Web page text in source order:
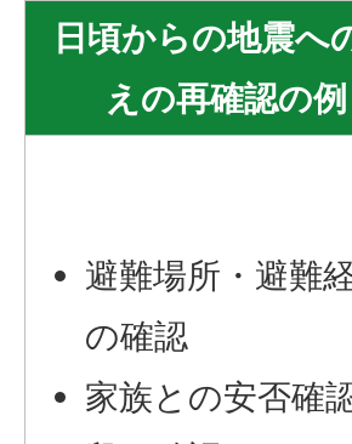
日頃からの地震へ
えの再確認の例
避難場所・避難
の確認
家族との安否確